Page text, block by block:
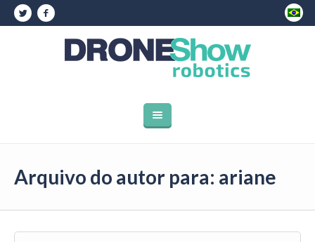
Arquivo do autor para: ariane